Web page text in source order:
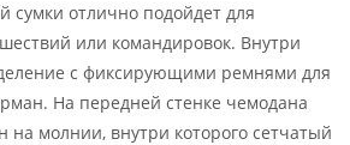
сумки отлично подойдет для
или командировок. Внутри
с фиксирующими ремнями для
На передней стенке чемодана
на молнии, внутри которого сетчатый